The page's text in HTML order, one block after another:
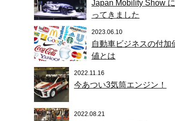
Japan Mobility Show
ってきました
2023.06.10
自動車ビジネスの付加
値とは
2022.11.16
今あつい3気筒エンジン！
2022.08.21